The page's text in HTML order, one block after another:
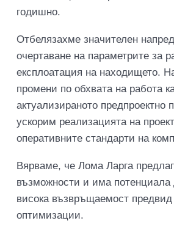
годишно.
Отбелязахме значителен
очертаване на параметрите за
експлоатация на находището.
промени по обхвата на работа
актуализираното предпроектно
ускорим реализацията на
оперативните стандарти на
Вярваме, че Лома Ларга
възможности и има потенциала
висока възвръщаемост
оптимизации.